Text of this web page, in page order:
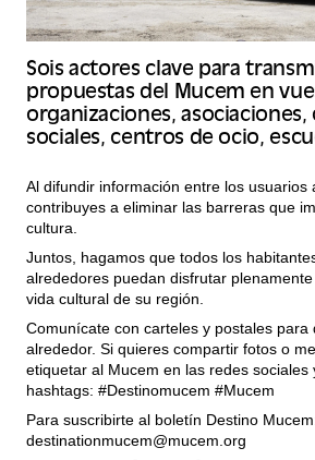
Sois actores clave para
propuestas del Mucem en
organizaciones, asociaciones,
sociales, centros de ocio,
Al difundir información entre los usuarios
contribuyes a eliminar las barreras que
cultura.
Juntos, hagamos que todos los
alrededores puedan disfrutar
vida cultural de su región.
Comunícate con carteles y postales para
alrededor. Si quieres compartir fotos o
etiquetar al Mucem en las redes sociales
hashtags: #Destinomucem #Mucem
Para suscribirte al boletín Destino
destinationmucem@mucem.org